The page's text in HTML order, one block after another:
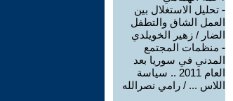
- تحليل الاستغلال بين
العمل الشاق والتطفل
الضار / زهير الخويلدي
- منظمات المجتمع
المدني في سوريا بعد
العام 2011 .. سياسة
اللاس ... / رامي نصرالله